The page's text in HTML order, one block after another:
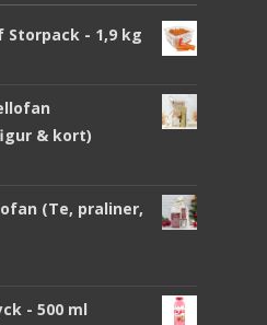
Storpack - 1,9 kg
& kort)
(Te, praliner,
- 500 ml